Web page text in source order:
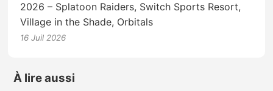
2026 – Splatoon Raiders, Switch Sports Resort,
Village in the Shade, Orbitals
16 Juil 2026
À lire aussi